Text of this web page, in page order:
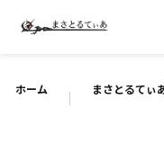
ホーム まさとるてぃ